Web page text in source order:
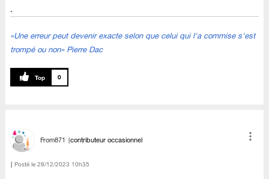
.
«Une erreur peut devenir exacte selon que celui qui l'a commise s'est
trompé ou non» Pierre Dac
0
From871 contributeur occasionnel
Posté le ‎28/12/2023 10h35